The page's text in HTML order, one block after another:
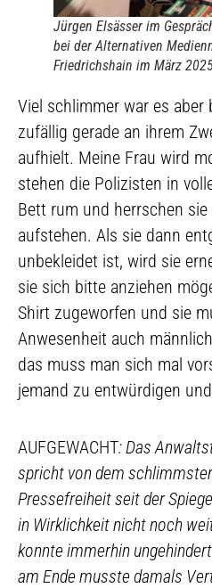
Jürgen Elsässer im
bei der Alternativen
Friedrichshain im März
Viel schlimmer war es aber
zufällig gerade an ihrem
aufhielt. Meine Frau wird
stehen die Polizisten in
Bett rum und herrschen
aufstehen. Als sie dann
unbekleidet ist, wird sie
sie sich bitte anziehen
Shirt zugeworfen und sie
Anwesenheit auch
das muss man sich mal
jemand zu entwürdigen
AUFGEWACHT: Das
spricht von dem
Pressefreiheit seit der
in Wirklichkeit nicht noch
konnte immerhin
am Ende musste damals